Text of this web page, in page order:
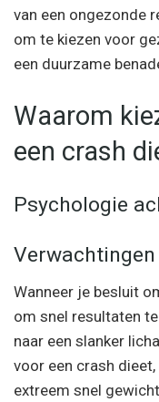
van een ongezonde
om te kiezen voor
een duurzame
Waarom
een crash
Psychologie
Wanneer je besluit
om snel resultaten
naar een slanker
voor een crash
extreem snel